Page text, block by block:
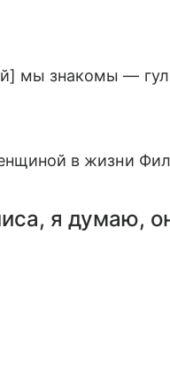
мы знакомы —
в жизни
я думаю,